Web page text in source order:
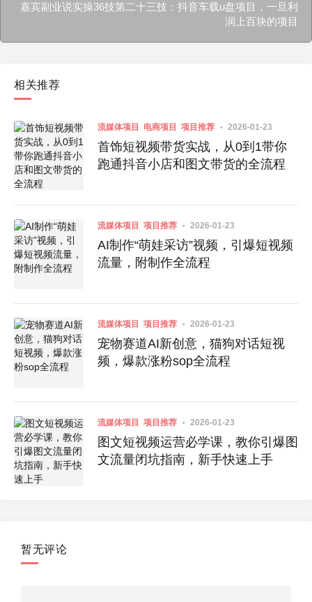
嘉宾副业说实操36技第二十三技：抖音车载u盘项目，一旦利
润上百块的项目
相关推荐
流媒体项目 电商项目 项目推荐 2026-01-23
首饰短视频带货实战，从0到1带你
跑通抖音小店和图文带货的全流程
流媒体项目 项目推荐 2026-01-23
AI制作“萌娃采访”视频，引爆短视频
流量，附制作全流程
流媒体项目 项目推荐 2026-01-23
宠物赛道AI新创意，猫狗对话短视
频，爆款涨粉sop全流程
流媒体项目 项目推荐 2026-01-23
图文短视频运营必学课，教你引爆图
文流量闭坑指南，新手快速上手
暂无评论